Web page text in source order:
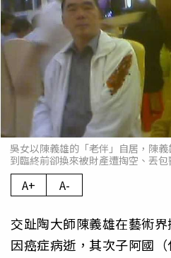
吳女以陳義雄的「老伴」自居，陳
到臨終前卻換來被財產遭掏空、丟包
A+ A-
交趾陶大師陳義雄在藝術
因癌症病逝，其次子阿國